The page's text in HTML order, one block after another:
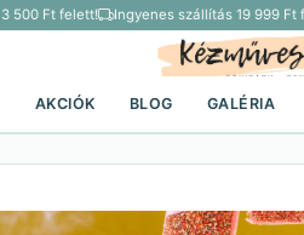
Ft felett! Ingyenes szállítás 19 999 Ft
AKCIÓK BLOG GALÉRIA